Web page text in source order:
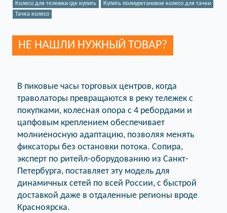
Колесо для тележки где купить
Купить полиуретановое колесо для тачки
Тачка колесо
НЕ НАШЛИ НУЖНЫЙ ТОВАР?
В пиковые часы торговых центров, когда
траволаторы превращаются в реку тележек с
покупками, колесная опора с 4 ребордами и
цапфовым креплением обеспечивает
молниеносную адаптацию, позволяя менять
фиксаторы без остановки потока. Сопира,
эксперт по ритейл-оборудованию из Санкт-
Петербурга, поставляет эту модель для
динамичных сетей по всей России, с быстрой
доставкой даже в отдаленные регионы вроде
Красноярска.